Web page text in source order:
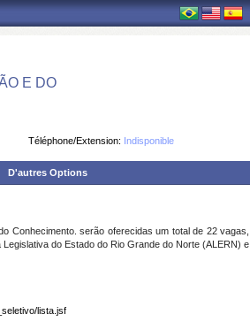
E DO
Téléphone/Extension: Indisponible
D'autres Options
Conhecimento. serão oferecidas um total de 22 vagas,
do Estado do Rio Grande do Norte (ALERN) e
lista.jsf